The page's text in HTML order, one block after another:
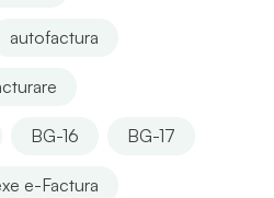
autofactura
BG-16 BG-17
e-Factura